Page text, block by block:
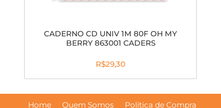
CADERNO CD UNIV 1M 80F OH MY
BERRY 863001 CADERS
R$29,30
Home Quem Somos Política de Compra